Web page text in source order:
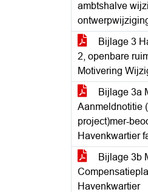
ambtshalve
Bijlage 3
2, openbare
Motivering
Bijlage 3a
Aanmeldnotitie
project)mer-
Havenkwartier
Bijlage 3b
Havenkwartier